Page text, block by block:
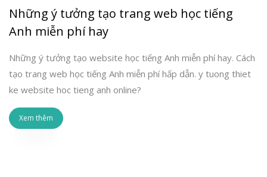
Những ý tưởng tạo trang web học tiếng
Anh miễn phí hay
Những ý tưởng tạo website học tiếng Anh miễn phí hay. Cách
tạo trang web học tiếng Anh miễn phí hấp dẫn. y tuong thiet
ke website hoc tieng anh online?
Xem thêm